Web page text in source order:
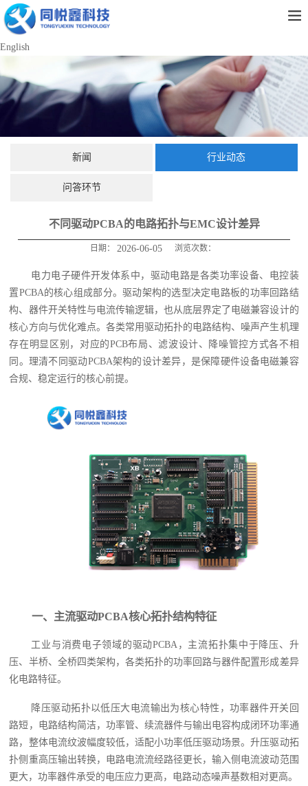
English
新闻 行业动态
问答环节
不同驱动PCBA的电路拓扑与EMC设计差异
日期： 2026-06-05 浏览次数：
电力电子硬件开发体系中，驱动电路是各类功率设备、电控装
置PCBA的核心组成部分。驱动架构的选型决定电路板的功率回路结
构、器件开关特性与电流传输逻辑，也从底层界定了电磁兼容设计的
核心方向与优化难点。各类常用驱动拓扑的电路结构、噪声产生机理
存在明显区别，对应的PCB布局、滤波设计、降噪管控方式各不相
同。理清不同驱动PCBA架构的设计差异，是保障硬件设备电磁兼容
合规、稳定运行的核心前提。
一、主流驱动PCBA核心拓扑结构特征
工业与消费电子领域的驱动PCBA，主流拓扑集中于降压、升
压、半桥、全桥四类架构，各类拓扑的功率回路与器件配置形成差异
化电路特征。
降压驱动拓扑以低压大电流输出为核心特性，功率器件开关回
路短，电路结构简洁，功率管、续流器件与输出电容构成闭环功率通
路，整体电流纹波幅度较低，适配小功率低压驱动场景。升压驱动拓
扑侧重高压输出转换，电路电流流经路径更长，输入侧电流波动范围
更大，功率器件承受的电压应力更高，电路动态噪声基数相对更高。